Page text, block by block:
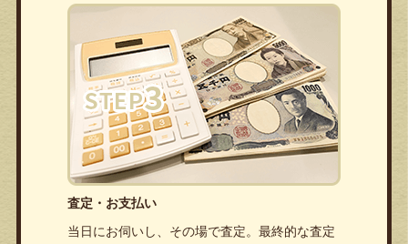
査定・お支払い
当日にお伺いし、その場で査定。最終的な査定